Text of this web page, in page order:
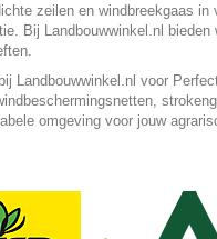
zeilen en windbreekgaas
Bij Landbouwwinkel.nl
Landbouwwinkel.nl voor
omgeving voor jouw